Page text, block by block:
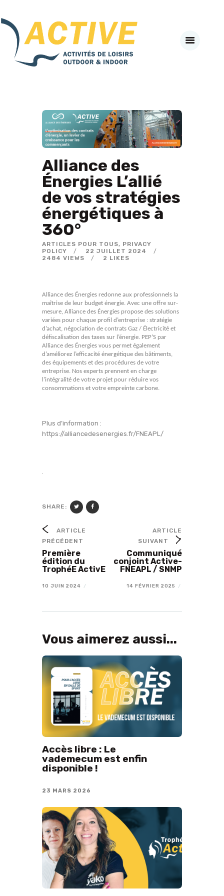
Active-Fneapl
ACTIVITÉS DE PLEIN AIR & INDOOR
ACCUEIL
LE CLUB PARTENAIRE
AGENDA
NEWS
VADEMECUM
J’ADHÈRE EN LIGNE
SE CONNECTER
Alliance des
Énergies L’allié
de vos stratégies
énergétiques à
360°
ARTICLES POUR TOUS, PRIVACY
POLICY
22 JUILLET 2024
2484 VIEWS 2 LIKES
Alliance des Énergies redonne aux professionnels la
maîtrise de leur budget énergie. Avec une offre sur-
mesure, Alliance des Énergies propose des solutions
variées pour chaque profil d’entreprise : stratégie
d’achat, négociation de contrats Gaz / Électricité et
défiscalisation des taxes sur l’énergie. PEP’S par
Alliance des Énergies vous permet également
d’améliorez l’efficacité énergétique des bâtiments,
des équipements et des procédures de votre
entreprise. Nos experts prennent en charge
l’intégralité de votre projet pour réduire vos
consommations et votre empreinte carbone.
Plus d’information :
https://alliancedesenergies.fr/FNEAPL/
.
SHARE:
ARTICLE
PRÉCÉDENT
Première
édition du
TrophéE ActivE
10 JUIN 2024 /
ARTICLE
SUIVANT
Communiqué
conjoint Active-
FNEAPL / SNMP
14 FÉVRIER 2025 /
Vous aimerez aussi...
Accès libre : Le
vademecum est enfin
disponible !
23 MARS 2026